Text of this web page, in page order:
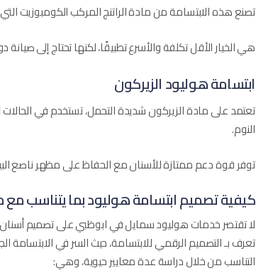
تصنع هذه الابتسامة من مادة الراتنج المركب الكومبوزيت
هي الخيار الأقل تكلفة والأسرع تطبيقًا، لكنها تحتاج إلى
ابتسامة هوليود الزيركون
تعتمد على مادة الزيركون شديدة التحمل، تستخدم في
النوم.
توفر قوة دعم ممتازة للأسنان مع الحفاظ على مظهر ناصع
كيفية تصميم ابتسامة هوليود بما يتناسب مع
لا تقتصر خدمات هوليود سمايل في ابوظبي على تصميم
تعرف بـ التصميم الرقمي للابتسامة، حيث السر في الابتسامة
التناسب من خلال دراسة عدة معايير حيوية، وهي: